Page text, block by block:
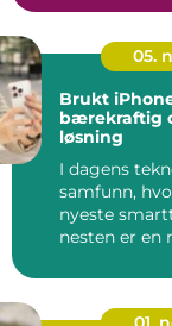
05.
Brukt
bærekraftig
løsning
I dagens
samfunn,
nyeste
nesten er en